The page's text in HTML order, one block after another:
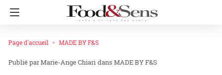
Page d'accueil MADE BY F&S
Marie-Ange Chiari dans MADE BY F&S